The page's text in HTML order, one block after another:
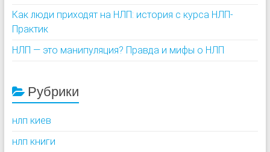
Как люди приходят на НЛП: история с курса НЛП-
Практик
НЛП — это манипуляция? Правда и мифы о НЛП
Рубрики
нлп киев
нлп книги